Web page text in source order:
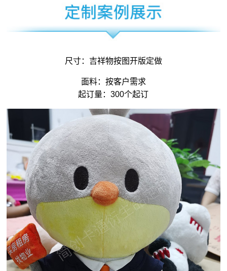
尺寸： 吉祥物按图开版定做
面料：按客户需求
起订量：300个起订